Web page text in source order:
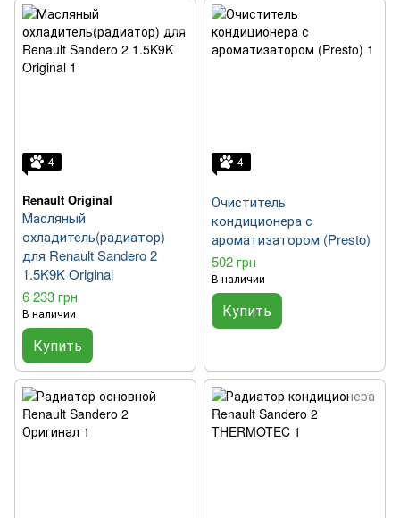
4
Renault Original
Масляный
охладитель(радиатор)
для Renault Sandero 2
1.5K9K Original
6 233 грн
В наличии
Купить
4
Очиститель
кондиционера с
ароматизатором (Presto)
502 грн
В наличии
Купить